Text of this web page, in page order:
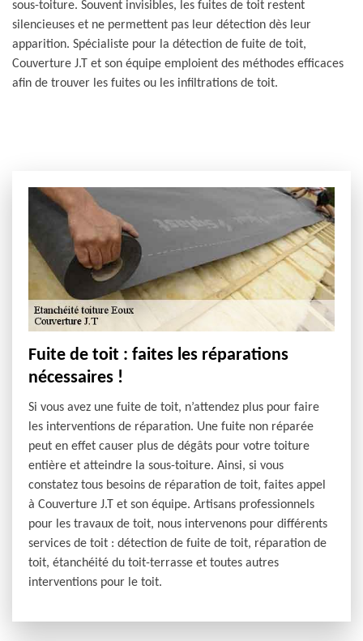
sous-toiture. Souvent invisibles, les fuites de toit restent
silencieuses et ne permettent pas leur détection dès leur
apparition. Spécialiste pour la détection de fuite de toit,
Couverture J.T et son équipe emploient des méthodes efficaces
afin de trouver les fuites ou les infiltrations de toit.
Fuite de toit : faites les réparations
nécessaires !
Si vous avez une fuite de toit, n’attendez plus pour faire
les interventions de réparation. Une fuite non réparée
peut en effet causer plus de dégâts pour votre toiture
entière et atteindre la sous-toiture. Ainsi, si vous
constatez tous besoins de réparation de toit, faites appel
à Couverture J.T et son équipe. Artisans professionnels
pour les travaux de toit, nous intervenons pour différents
services de toit : détection de fuite de toit, réparation de
toit, étanchéité du toit-terrasse et toutes autres
interventions pour le toit.